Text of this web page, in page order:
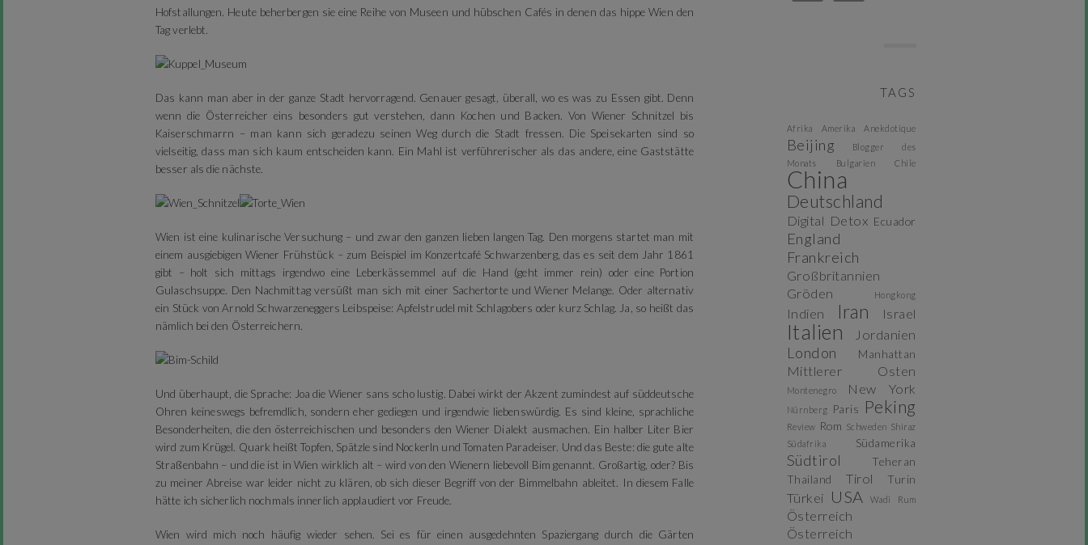
Hofstallungen. Heute beherbergen sie eine Reihe von Museen und hübschen Cafés in denen das hippe Wien den
Tag verlebt.
Das kann man aber in der ganze Stadt hervorragend. Genauer gesagt, überall, wo es was zu Essen gibt. Denn
wenn die Österreicher eins besonders gut verstehen, dann Kochen und Backen. Von Wiener Schnitzel bis
Kaiserschmarrn – man kann sich geradezu seinen Weg durch die Stadt fressen. Die Speisekarten sind so
vielseitig, dass man sich kaum entscheiden kann. Ein Mahl ist verführerischer als das andere, eine Gaststätte
besser als die nächste.
Wien ist eine kulinarische Versuchung – und zwar den ganzen lieben langen Tag. Den morgens startet man mit
einem ausgiebigen Wiener Frühstück – zum Beispiel im Konzertcafé Schwarzenberg, das es seit dem Jahr 1861
gibt – holt sich mittags irgendwo eine Leberkässemmel auf die Hand (geht immer rein) oder eine Portion
Gulaschsuppe. Den Nachmittag versüßt man sich mit einer Sachertorte und Wiener Melange. Oder alternativ
ein Stück von Arnold Schwarzeneggers Leibspeise: Apfelstrudel mit Schlagobers oder kurz Schlag. Ja, so heißt das
nämlich bei den Österreichern.
Und überhaupt, die Sprache: Joa die Wiener sans scho lustig. Dabei wirkt der Akzent zumindest auf süddeutsche
Ohren keineswegs befremdlich, sondern eher gediegen und irgendwie liebenswürdig. Es sind kleine, sprachliche
Besonderheiten, die den österreichischen und besonders den Wiener Dialekt ausmachen. Ein halber Liter Bier
wird zum Krügel. Quark heißt Topfen, Spätzle sind Nockerln und Tomaten Paradeiser. Und das Beste: die gute alte
Straßenbahn – und die ist in Wien wirklich alt – wird von den Wienern liebevoll Bim genannt. Großartig, oder? Bis
zu meiner Abreise war leider nicht zu klären, ob sich dieser Begriff von der Bimmelbahn ableitet. In diesem Falle
hätte ich sicherlich nochmals innerlich applaudiert vor Freude.
Wien wird mich noch häufig wieder sehen. Sei es für einen ausgedehnten Spaziergang durch die Gärten
TAGS
Afrika Amerika Anekdotique
Beijing
Blogger des
Monats
Bulgarien Chile
China
Deutschland
Digital Detox Ecuador
England
Frankreich
Großbritannien
Gröden
Hongkong
Indien Iran Israel
Italien Jordanien
London Manhattan
Mittlerer Osten
Montenegro New York
Nürnberg Paris Peking
Review Rom Schweden Shiraz
Südafrika
Südamerika
Südtirol
Teheran
Thailand
Tirol Turin
Türkei USA Wadi Rum
Österreich
Österreich